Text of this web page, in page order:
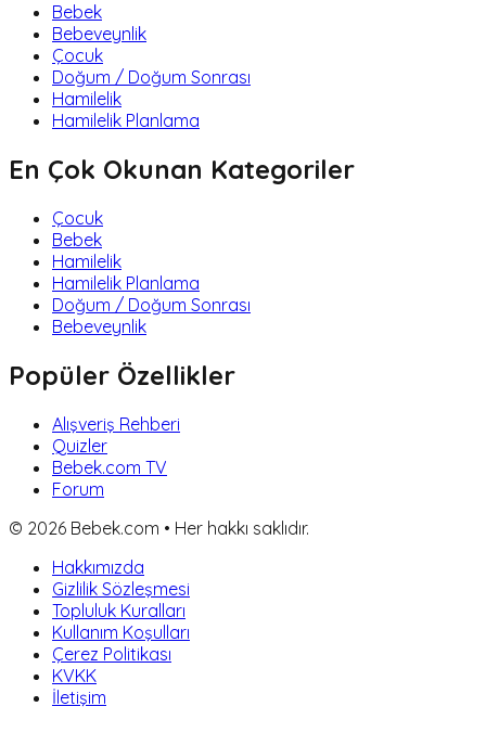
Bebek
Bebeveynlik
Çocuk
Doğum / Doğum Sonrası
Hamilelik
Hamilelik Planlama
En Çok Okunan Kategoriler
Çocuk
Bebek
Hamilelik
Hamilelik Planlama
Doğum / Doğum Sonrası
Bebeveynlik
Popüler Özellikler
Alışveriş Rehberi
Quizler
Bebek.com TV
Forum
© 2026 Bebek.com • Her hakkı saklıdır.
Hakkımızda
Gizlilik Sözleşmesi
Topluluk Kuralları
Kullanım Koşulları
Çerez Politikası
KVKK
İletişim